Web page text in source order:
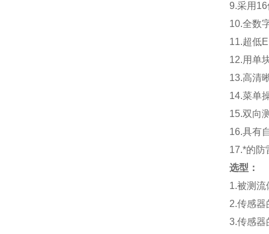
9.采用
10.全数
11.超低
12.用单
13.高清
14.菜单
15.双向
16.具有
17.*的防
选型：
1.被测流
2.传感器
3.传感器